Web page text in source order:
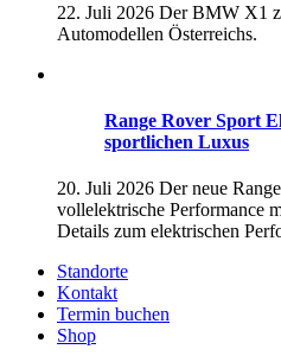
22. Juli 2026 Der BMW X1
Automodellen Österreichs.
Range Rover Sport
sportlichen Luxus
20. Juli 2026 Der neue
vollelektrische Performance
Details zum elektrischen
Standorte
Kontakt
Termin buchen
Shop